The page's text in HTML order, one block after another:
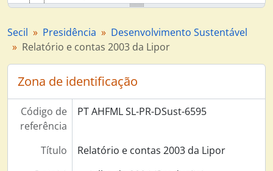
Associação Técnica da Indústria do Cimento, 1995 - 2012
Desenvolvimento Sustentável, 1994 - 2011
Desenvolvimento Sustentável - Conferência E-Value (25 de janeiro de 2016) - Participação Secil, Janeiro 2006
Boston Consulting Group - Biomassa, Dezembro 2006
Clima e carbono para executivos, 11 de Julho de 2007
Towards a global low carbon economy, 27 de Novembro de 2007
IFC Meeting with Secil, Outubro de 2003
Programa nacional para as alterações climáticas - Medidas adicionais, Dezembro de 2003
Secil Presidência
Desenvolvimento Sustentável
Relatório e contas 2003 da Lipor
Zona de identificação
Código de
referência
PT AHFML SL-PR-DSust-6595
Título
Relatório e contas 2003 da Lipor